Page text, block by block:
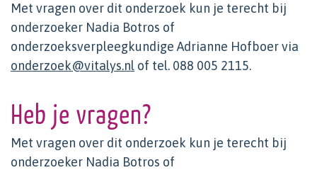
Met vragen over dit onderzoek kun je terecht bij
onderzoeker Nadia Botros of
onderzoeksverpleegkundige Adrianne Hofboer via
onderzoek@vitalys.nl of tel. 088 005 2115.
Heb je vragen?
Met vragen over dit onderzoek kun je terecht bij
onderzoeker Nadia Botros of